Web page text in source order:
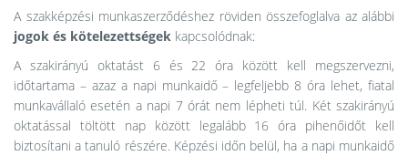
A szakképzési munkaszerződéshez röviden összefoglalva az alábbi
jogok és kötelezettségek kapcsolódnak:
A szakirányú oktatást 6 és 22 óra között kell megszervezni,
időtartama – azaz a napi munkaidő – legfeljebb 8 óra lehet, fiatal
munkavállaló esetén a napi 7 órát nem lépheti túl. Két szakirányú
oktatással töltött nap között legalább 16 óra pihenőidőt kell
biztosítani a tanuló részére. Képzési időn belül, ha a napi munkaidő